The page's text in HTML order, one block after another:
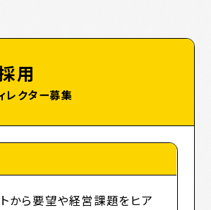
ジニア座談会
紹介
用
レクター募集
から要望や経営課題をヒア